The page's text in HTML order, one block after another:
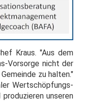
Kraus. "Aus dem
Vorsorge nicht der
zu halten."
Wertschöpfungs-
unseren